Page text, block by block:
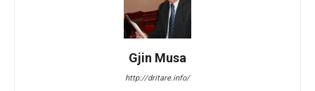
Gjin Musa
http://dritare.info/